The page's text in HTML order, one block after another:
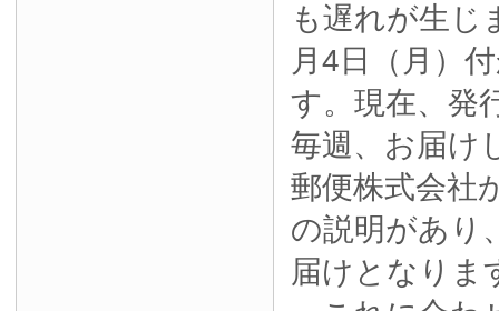
も遅れが生じ
月4日（月）
す。現在、発
毎週、お届け
郵便株式会社
の説明があり
届けとなりま